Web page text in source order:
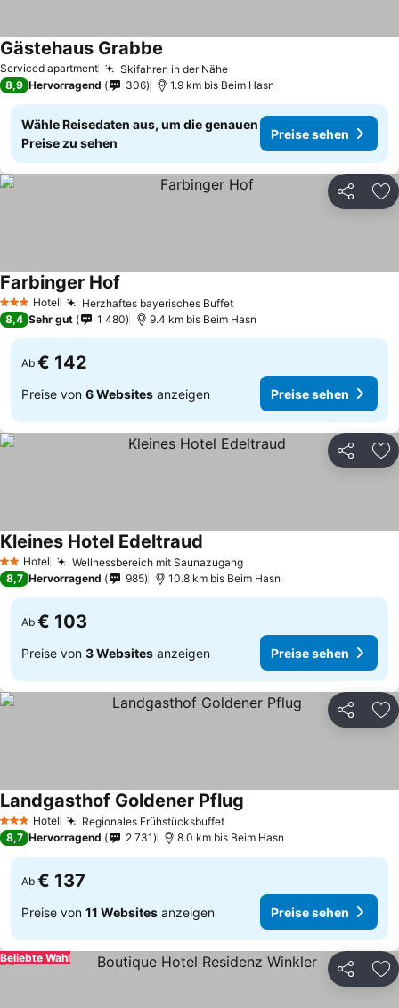
Serviced apartment Skifahren in der Nähe
Gästehaus Grabbe
8,9 Hervorragend 306 1.9 km bis Beim Hasn
Wähle Reisedaten aus, um die genauen
Preise zu sehen
Preise sehen
Teilen
3 SterneHotel Herzhaftes bayerisches Buffet
Farbinger Hof
8,4 Sehr gut 1 480 9.4 km bis Beim Hasn
Ab € 142
Preise von 6 Websites anzeigen Preise sehen
Teilen
2 Sterne
Hotel Wellnessbereich mit Saunazugang
Kleines Hotel Edeltraud
8,7 Hervorragend 985 10.8 km bis Beim Hasn
Ab € 103
Preise von 3 Websites anzeigen Preise sehen
Teilen
3 SterneHotel Regionales Frühstücksbuffet
Landgasthof Goldener Pflug
8,7 Hervorragend 2 731 8.0 km bis Beim Hasn
Ab € 137
Preise von 11 Websites anzeigen Preise sehen
Teilen
Beliebte Wahl